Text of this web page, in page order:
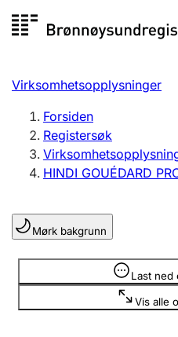
Registersøk
Aksjeselskap
Enkeltpersonforetak
Registrere, endre, slette
Lag og forening
Registrere, endre, slette
Virksomhetsopplysninger
Forsiden
Registersøk
HINDI GOUÉDARD
Mørk bakgrunn
Last ned
Vis alle
Opplysninger er skjult